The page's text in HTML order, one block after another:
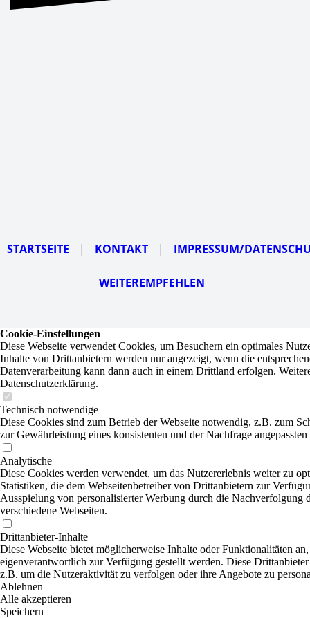
STARTSEITE | KONTAKT | IMPRESSUM/
WEITEREMPFEHLEN
Cookie-Einstellungen
Diese Webseite verwendet Cookies, um Besuchern ein optimales
Inhalte von Drittanbietern werden nur angezeigt, wenn die
Datenverarbeitung kann dann auch in einem Drittland erfolgen.
Datenschutzerklärung.
Technisch notwendige
Diese Cookies sind zum Betrieb der Webseite notwendig, z.B. zum
zur Gewährleistung eines konsistenten und der Nachfrage
Analytische
Diese Cookies werden verwendet, um das Nutzererlebnis weiter zu
Statistiken, die dem Webseitenbetreiber von Drittanbietern zur
Ausspielung von personalisierter Werbung durch die Nachverfolgung
verschiedene Webseiten.
Drittanbieter-Inhalte
Diese Webseite bietet möglicherweise Inhalte oder Funktionalitäten
eigenverantwortlich zur Verfügung gestellt werden. Diese
z.B. um die Nutzeraktivität zu verfolgen oder ihre Angebote zu
Ablehnen
Alle akzeptieren
Speichern